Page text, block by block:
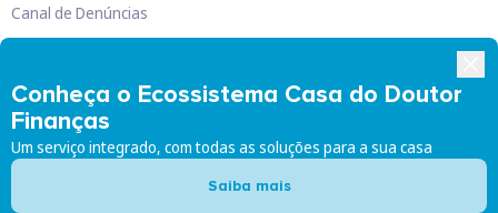
Conheça o Ecossistema Casa do Doutor
Finanças
Um serviço integrado, com todas as soluções para a sua casa
Saiba mais
Canal de Denúncias
Doutor Finanças, Lda